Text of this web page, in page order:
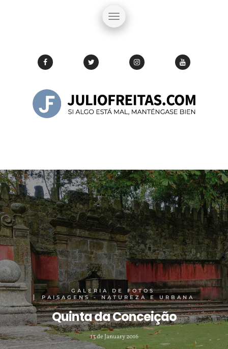
GALERIA DE FOTOS
PAISAGENS - NATUREZA E URBANA
Quinta da Conceição
13 de January 2016